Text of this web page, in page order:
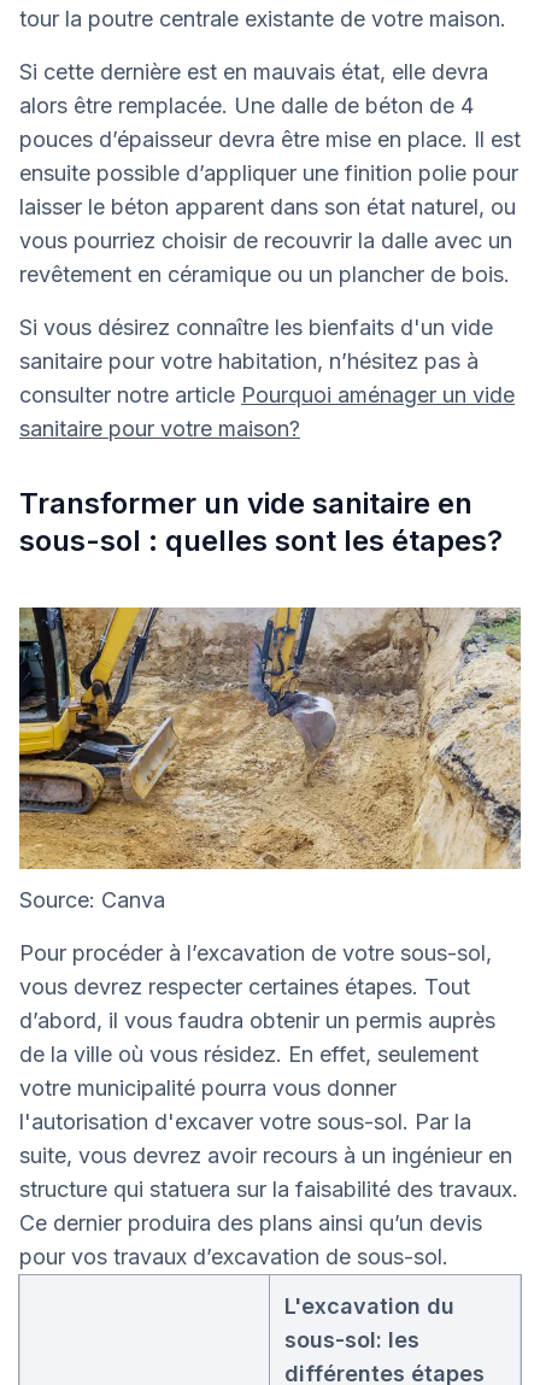
tour la poutre centrale existante de votre maison.
Si cette dernière est en mauvais état, elle devra
alors être remplacée. Une dalle de béton de 4
pouces d’épaisseur devra être mise en place. Il est
ensuite possible d’appliquer une finition polie pour
laisser le béton apparent dans son état naturel, ou
vous pourriez choisir de recouvrir la dalle avec un
revêtement en céramique ou un plancher de bois.
Si vous désirez connaître les bienfaits d'un vide
sanitaire pour votre habitation, n’hésitez pas à
consulter notre article Pourquoi aménager un vide
sanitaire pour votre maison?
Transformer un vide sanitaire en
sous-sol : quelles sont les étapes?
Source: Canva
Pour procéder à l’excavation de votre sous-sol,
vous devrez respecter certaines étapes. Tout
d’abord, il vous faudra obtenir un permis auprès
de la ville où vous résidez. En effet, seulement
votre municipalité pourra vous donner
l'autorisation d'excaver votre sous-sol. Par la
suite, vous devrez avoir recours à un ingénieur en
structure qui statuera sur la faisabilité des travaux.
Ce dernier produira des plans ainsi qu’un devis
pour vos travaux d’excavation de sous-sol.
L'excavation du
sous-sol: les
différentes étapes